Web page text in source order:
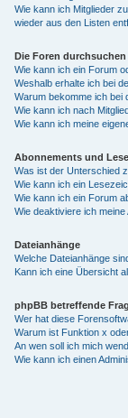
Wie kann ich Mitglieder
wieder aus den Listen
Die Foren durchsuchen
Wie kann ich ein Forum
Weshalb erhalte ich bei
Warum bekomme ich bei
Wie kann ich nach
Wie kann ich meine
Abonnements und
Was ist der Unterschied
Wie kann ich ein
Wie kann ich ein Forum
Wie deaktiviere ich
Dateianhänge
Welche Dateianhänge
Kann ich eine Übersicht
phpBB betreffende
Wer hat diese
Warum ist Funktion x
An wen soll ich mich
Wie kann ich einen